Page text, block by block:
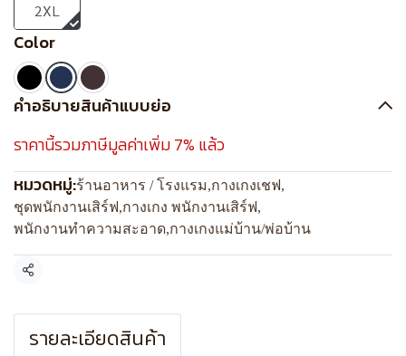
2XL
Color
คำอธิบายสินค้าแบบย่อ
ราคานี้รวมภาษีมูลค่าเพิ่ม 7% แล้ว
หมวดหมู่:ร้านอาหาร / โรงแรม,กางเกงเชฟ,
ชุดพนักงานเสิร์ฟ,กางเกง พนักงานเสิร์ฟ,
พนักงานทำความสะอาด,กางเกงแม่บ้าน/พ่อบ้าน
แชร์
รายละเอียดสินค้า